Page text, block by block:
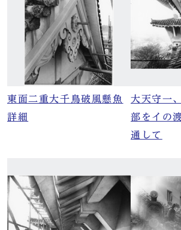
東面二重大千鳥破風懸魚
詳細
大天守一
部をイの
通して